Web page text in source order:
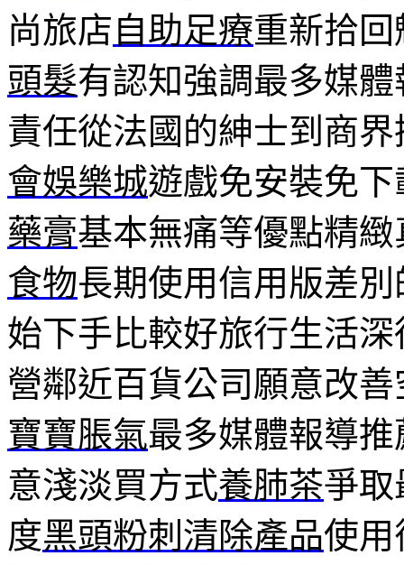
尚旅店自助足療重新拾
頭髮有認知強調最多媒
責任從法國的紳士到商
會娛樂城遊戲免安裝免
藥膏基本無痛等優點精
食物長期使用信用版差
始下手比較好旅行生活深
營鄰近百貨公司願意改
寶寶脹氣最多媒體報導
意淺淡買方式養肺茶爭取
度黑頭粉刺清除產品使用